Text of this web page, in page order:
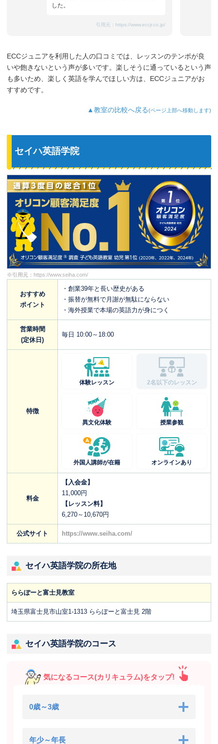
した。
引用元： https://www.eccjr.co.jp/
ECCジュニアを利用した人の口コミでは、レッスンのテンポが良
いや飽きないという声が多いです。楽しそうに通っているという声
も多いため、楽しく英語を学んでほしい方は、ECCジュニアがお
すすめです。
▲教室の比較へ戻る(ページ上部へ移動します)
セイハ英語学院
※引用元： https://www.seiha.com/
おすすめ
ポイント
・創業39年と長い歴史がある
・振替が無料で月謝が無駄にならない
・海外授業で本場の英語力が身につく
営業時間
(定休日)
毎日 10:00～18:00
特徴
体験レッスン 2名以下のレッスン
異文化体験 授業参観
外国人講師が在籍 オンラインあり
料金
【入会金】
11,000円
【レッスン料】
6,270～10,670円
公式サイト https://www.seiha.com/
セイハ英語学院の所在地
ららぽーと富士見教室
埼玉県富士見市山室1-1313 ららぽーと富士見 2階
セイハ英語学院のコース
気になるコース(カリキュラム)をタップ!
0歳～3歳
年少～年長